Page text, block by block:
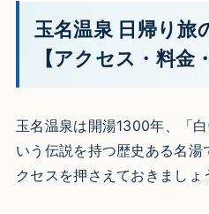
玉名温泉 日帰り旅
【アクセス・料金
玉名温泉は開湯1300年、「
いう伝説を持つ歴史ある名
クセスを押さえておきましょ